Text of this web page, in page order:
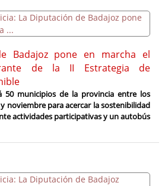
Badajoz pone en marcha el
de la II Estrategia de
50 municipios de la provincia entre los
noviembre para acercar la sostenibilidad
actividades participativas y un autobús